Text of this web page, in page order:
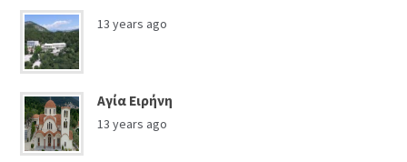
13 years ago
Αγία Ειρήνη
13 years ago